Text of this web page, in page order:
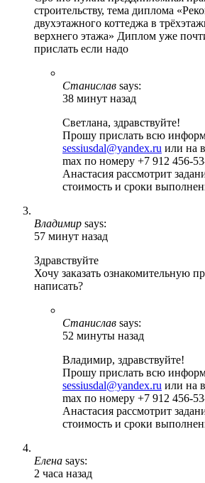
строительству, тема диплома
двухэтажного коттеджа в
верхнего этажа» Диплом уже
прислать если надо
Станислав says:
38 минут назад
Светлана, здравствуйте!
Прошу прислать всю
sessiusdal@yandex.ru или на
max по номеру +7 912 456-
Анастасия рассмотрит
стоимость и сроки
Владимир says:
57 минут назад
Здравствуйте
Хочу заказать ознакомительную
написать?
Станислав says:
52 минуты назад
Владимир, здравствуйте!
Прошу прислать всю
sessiusdal@yandex.ru или на
max по номеру +7 912 456-
Анастасия рассмотрит
стоимость и сроки
Елена says:
2 часа назад